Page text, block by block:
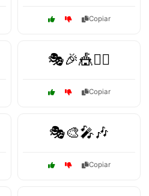
Copiar
🎭🎉🎪🤹‍♂️
Copiar
🎭🎨🎤🎶
Copiar